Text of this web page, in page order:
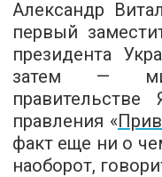
Александр
первый
президента
затем —
правления «
факт еще ни о
наоборот,